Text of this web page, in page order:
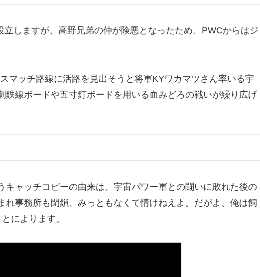
しますが、高野兄弟の仲が険悪となったため、PWCからはジ
マッチ路線に活路を見出そうと将軍KYワカマツさん率いる宇
鉄線ボードや五寸釘ボードを用いる血みどろの戦いが繰り広げ
キャッチコピーの由来は、宇宙パワー軍との闘いに敗れた後の
れ事務所も閉鎖、みっともなくて情けねえよ。だがよ、俺は飼
によります。